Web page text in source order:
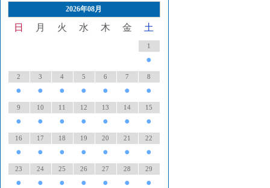
2026年08月
日 月 火 水 木 金 土
1
●
2
●
3
●
4
●
5
●
6
●
7
●
8
●
9
●
10
●
11
●
12
●
13
●
14
●
15
●
16
●
17
●
18
●
19
●
20
●
21
●
22
●
23
●
24
●
25
●
26
●
27
●
28
●
29
●